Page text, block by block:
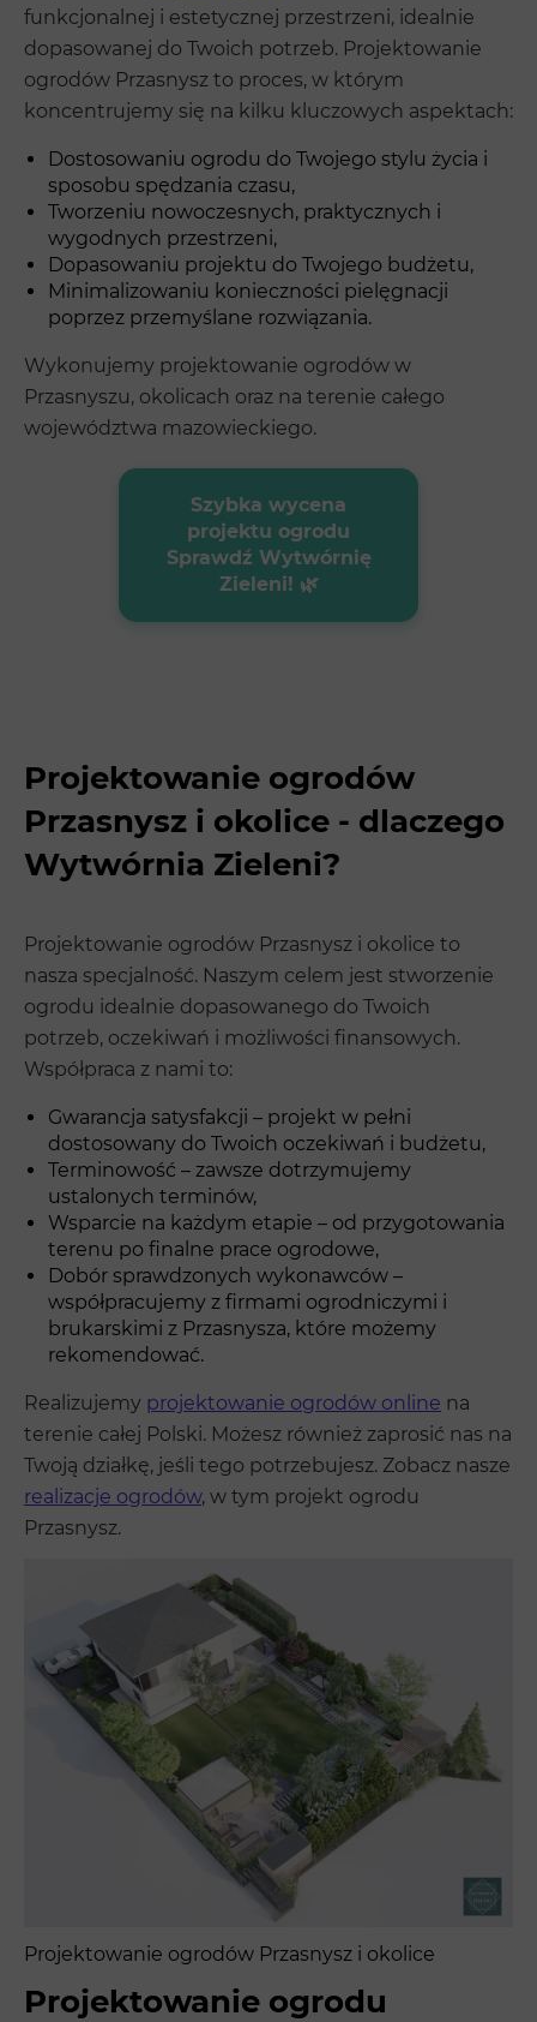
funkcjonalnej i estetycznej przestrzeni, idealnie
dopasowanej do Twoich potrzeb. Projektowanie
ogrodów Przasnysz to proces, w którym
koncentrujemy się na kilku kluczowych aspektach:
Dostosowaniu ogrodu do Twojego stylu życia i
sposobu spędzania czasu,
Tworzeniu nowoczesnych, praktycznych i
wygodnych przestrzeni,
Dopasowaniu projektu do Twojego budżetu,
Minimalizowaniu konieczności pielęgnacji
poprzez przemyślane rozwiązania.
Wykonujemy projektowanie ogrodów w
Przasnyszu, okolicach oraz na terenie całego
województwa mazowieckiego.
Szybka wycena
projektu ogrodu
Sprawdź Wytwórnię
Zieleni! 🌿
Projektowanie ogrodów
Przasnysz i okolice - dlaczego
Wytwórnia Zieleni?
Projektowanie ogrodów Przasnysz i okolice to
nasza specjalność. Naszym celem jest stworzenie
ogrodu idealnie dopasowanego do Twoich
potrzeb, oczekiwań i możliwości finansowych.
Współpraca z nami to:
Gwarancja satysfakcji – projekt w pełni
dostosowany do Twoich oczekiwań i budżetu,
Terminowość – zawsze dotrzymujemy
ustalonych terminów,
Wsparcie na każdym etapie – od przygotowania
terenu po finalne prace ogrodowe,
Dobór sprawdzonych wykonawców –
współpracujemy z firmami ogrodniczymi i
brukarskimi z Przasnysza, które możemy
rekomendować.
Realizujemy projektowanie ogrodów online na
terenie całej Polski. Możesz również zaprosić nas na
Twoją działkę, jeśli tego potrzebujesz. Zobacz nasze
realizacje ogrodów, w tym projekt ogrodu
Przasnysz.
Projektowanie ogrodów Przasnysz i okolice
Projektowanie ogrodu